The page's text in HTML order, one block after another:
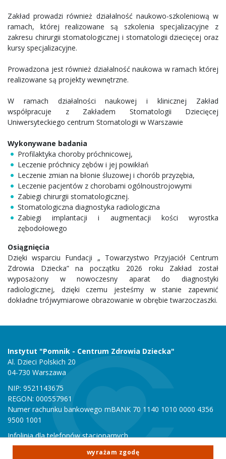
Zakład prowadzi również działalność naukowo-szkoleniową w
ramach, której realizowane są szkolenia specjalizacyjne z
zakresu chirurgii stomatologicznej i stomatologii dziecięcej oraz
kursy specjalizacyjne.
Prowadzona jest również działalność naukowa w ramach której
realizowane są projekty wewnętrzne.
W ramach działalności naukowej i klinicznej Zakład
współpracuje z Zakładem Stomatologii Dziecięcej
Uniwersyteckiego centrum Stomatologii w Warszawie
Wykonywane badania
Profilaktyka choroby próchnicowej,
Leczenie próchnicy zębów i jej powikłań
Leczenie zmian na błonie śluzowej i chorób przyzębia,
Leczenie pacjentów z chorobami ogólnoustrojowymi
Zabiegi chirurgii stomatologicznej.
Stomatologiczna diagnostyka radiologiczna
Zabiegi implantacji i augmentacji kości wyrostka
zębodołowego
Osiągnięcia
Dzięki wsparciu Fundacji „ Towarzystwo Przyjaciół Centrum
Zdrowia Dziecka” na początku 2026 roku Zakład został
wyposażony w nowoczesny aparat do diagnostyki
radiologicznej, dzięki czemu jesteśmy w stanie zapewnić
dokładne trójwymiarowe obrazowanie w obrębie twarzoczaszki.
Instytut "Pomnik - Centrum Zdrowia Dziecka"
Al. Dzieci Polskich 20
04-730 Warszawa
NIP: 9521143675
REGON: 000557961
Numer rachunku bankowego mBANK 70 1140 1010 0000 4356
9500 1001
Infolinia dla telefonów stacjonarnych
801 051 000
Infolinia dla telefonów komórkowych
wyrażam zgodę